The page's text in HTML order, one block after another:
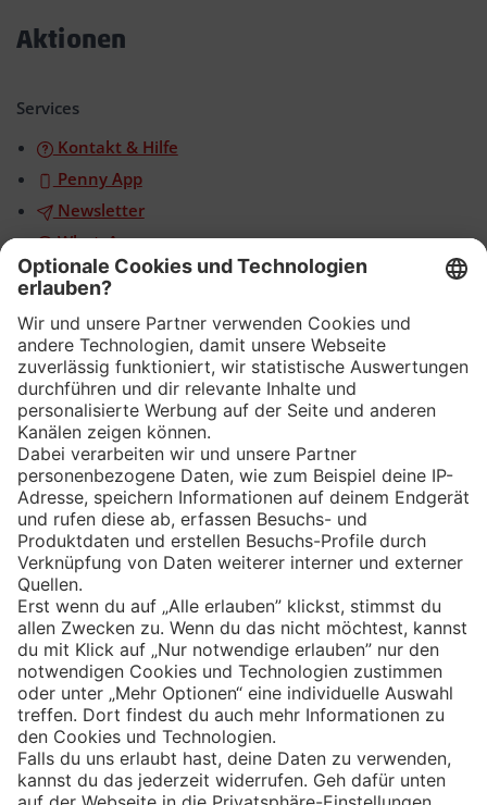
Aktionen
Services
Kontakt & Hilfe
Penny App
Newsletter
WhatsApp
App
Eishockey
Impressum